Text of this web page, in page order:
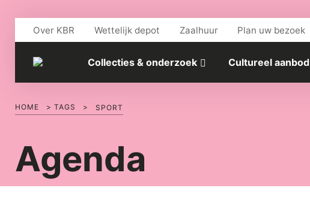
Over KBR Wettelijk depot Zaalhuur Plan uw bezoek
Collecties & onderzoek Cultureel aanbod
Agenda
HOME > TAGS > SPORT